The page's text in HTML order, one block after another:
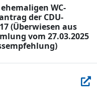
WC-
der CDU-
(Überwiesen aus
vom 27.03.2025